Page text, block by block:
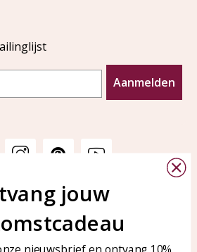
Aanmelden
KAYA Sieraden
Bellen of WhatsApp Ma-Vr
tussen 09:00-17:00
jouw
nieuwsbrief en ontvang 10%